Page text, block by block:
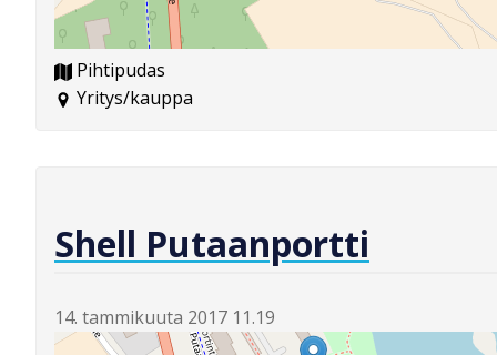
Pihtipudas
Yritys/kauppa
Shell Putaanportti
14. tammikuuta 2017 11.19